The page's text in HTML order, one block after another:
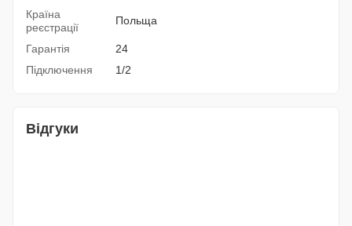
Країна
реєстрації
Польща
Гарантія
24
Підключення
1/2
Відгуки